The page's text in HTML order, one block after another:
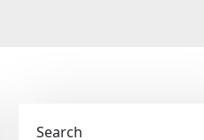
Search